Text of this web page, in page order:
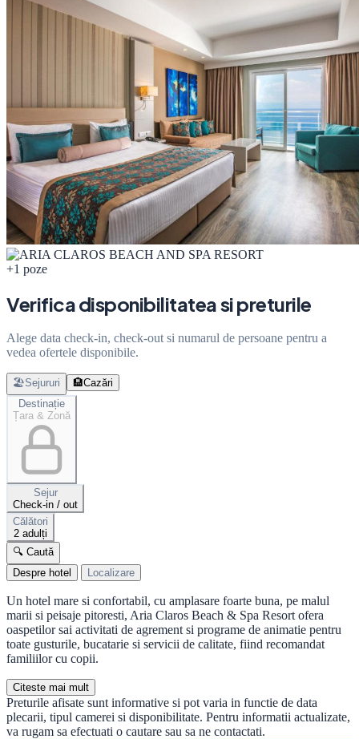
+1 poze
Verifica disponibilitatea si preturile
Alege data check-in, check-out si numarul de persoane pentru a
vedea ofertele disponibile.
🏖️Sejururi 🏨Cazări
Destinație
Țara & Zonă
Sejur
Check-in / out
Călători
2 adulți
🔍 Caută
Despre hotel
Localizare
Un hotel mare si confortabil, cu amplasare foarte buna, pe malul
marii si peisaje pitoresti, Aria Claros Beach & Spa Resort ofera
oaspetilor sai activitati de agrement si programe de animatie pentru
toate gusturile, bucatarie si servicii de calitate, fiind recomandat
familiilor cu copii.
Citeste mai mult
Preturile afisate sunt informative si pot varia in functie de data
plecarii, tipul camerei si disponibilitate. Pentru informatii actualizate,
va rugam sa efectuati o cautare sau sa ne contactati.